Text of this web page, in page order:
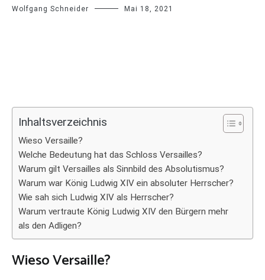
Wolfgang Schneider Mai 18, 2021
Inhaltsverzeichnis
Wieso Versaille?
Welche Bedeutung hat das Schloss Versailles?
Warum gilt Versailles als Sinnbild des Absolutismus?
Warum war König Ludwig XIV ein absoluter Herrscher?
Wie sah sich Ludwig XIV als Herrscher?
Warum vertraute König Ludwig XIV den Bürgern mehr
als den Adligen?
Wieso Versaille?